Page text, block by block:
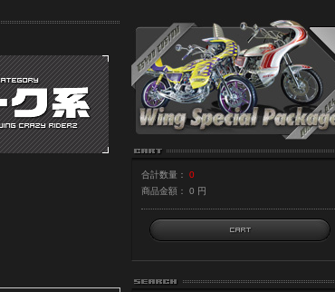
合計数量：
0
商品金額：
0 円